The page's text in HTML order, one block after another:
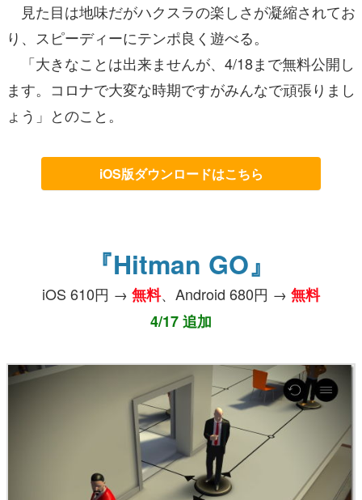
見た目は地味だがハクスラの楽しさが凝縮されてお
り、スピーディーにテンポ良く遊べる。
「大きなことは出来ませんが、4/18まで無料公開し
ます。コロナで大変な時期ですがみんなで頑張りまし
ょう」とのこと。
iOS版ダウンロードはこちら
『Hitman GO』
iOS 610円 → 無料、Android 680円 → 無料
4/17 追加